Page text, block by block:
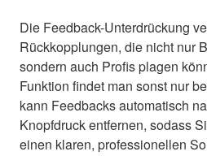
Die Feedback-Unterdrückung
Rückkopplungen, die nicht nur
sondern auch Profis plagen
Funktion findet man sonst nur
kann Feedbacks automatisch
Knopfdruck entfernen, sodass
einen klaren, professionellen